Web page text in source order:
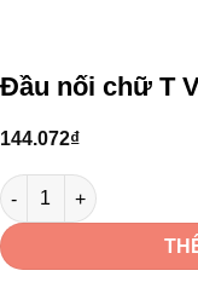
Đầu nối chữ T
144.072₫
Đầu nối chữ T V1MT26-